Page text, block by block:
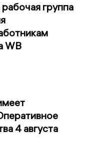
группа
WB
4 августа